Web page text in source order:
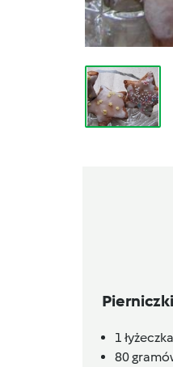
Pierniczki
1
80